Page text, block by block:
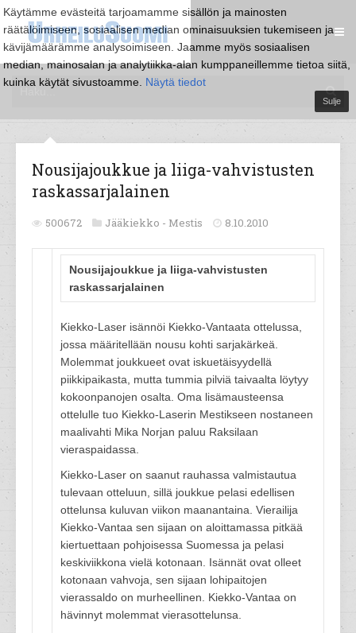
Käytämme evästeitä tarjoamamme sisällön ja mainosten
räätälöimiseen, sosiaalisen median ominaisuuksien tukemiseen ja
kävijämäärämme analysoimiseen. Jaamme myös sosiaalisen
median, mainosalan ja analytiikka-alan kumppaneillemme tietoa siitä,
kuinka käytät sivustoamme. Näytä tiedot
Sulje
Nousijajoukkue ja liiga-vahvistusten
raskassarjalainen
500672 Jääkiekko - Mestis 8.10.2010
Nousijajoukkue ja liiga-vahvistusten
raskassarjalainen
Kiekko-Laser isännöi Kiekko-Vantaata ottelussa,
jossa määritellään nousu kohti sarjakärkeä.
Molemmat joukkueet ovat iskuetäisyydellä
piikkipaikasta, mutta tummia pilviä taivaalta löytyy
kokoonpanojen osalta. Oma lisämausteensa
ottelulle tuo Kiekko-Laserin Mestikseen nostaneen
maalivahti Mika Norjan paluu Raksilaan
vieraspaidassa.
Kiekko-Laser on saanut rauhassa valmistautua
tulevaan otteluun, sillä joukkue pelasi edellisen
ottelunsa kuluvan viikon maanantaina. Vierailija
Kiekko-Vantaa sen sijaan on aloittamassa pitkää
kiertuettaan pohjoisessa Suomessa ja pelasi
keskiviikkona vielä kotonaan. Isännät ovat olleet
kotonaan vahvoja, sen sijaan lohipaitojen
vierassaldo on murheellinen. Kiekko-Vantaa on
hävinnyt molemmat vierasottelunsa.